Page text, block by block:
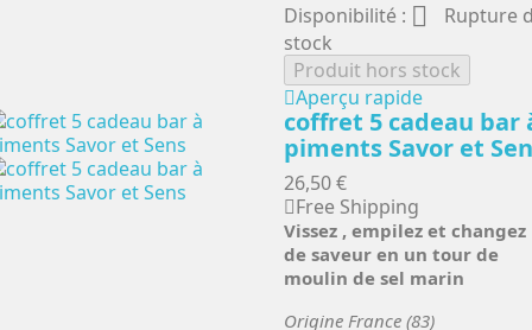
Disponibilité : 
Rupture
stock
Produit hors stock
Aperçu rapide
coffret 5 cadeau bar
piments Savor et
26,50 €
Free Shipping
Vissez , empilez et changez
de saveur en un tour de
moulin de sel marin
Origine France (83)